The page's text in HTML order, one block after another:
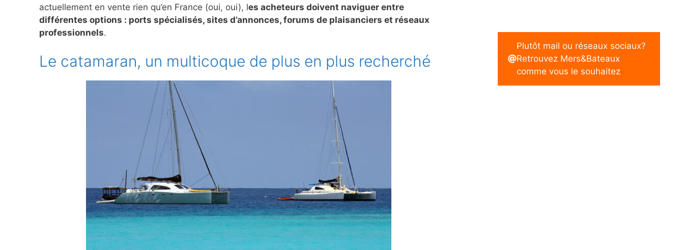
actuellement en vente rien qu’en France (oui, oui), les acheteurs doivent naviguer entre
différentes options : ports spécialisés, sites d’annonces, forums de plaisanciers et réseaux
professionnels.
Le catamaran, un multicoque de plus en plus recherché
Plutôt mail ou réseaux sociaux?
Retrouvez Mers&Bateaux
comme vous le souhaitez